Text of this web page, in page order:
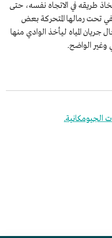
طريقه في الاتجاه نفسه، حتى
تحت رمالها المتحركة بعض
جريان المياه ليأخذ الوادي منها
وغير الواضح.
الجيومكانية.